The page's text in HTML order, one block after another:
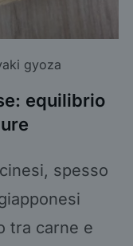
gyoza
equilibrio
spesso
tra carne e